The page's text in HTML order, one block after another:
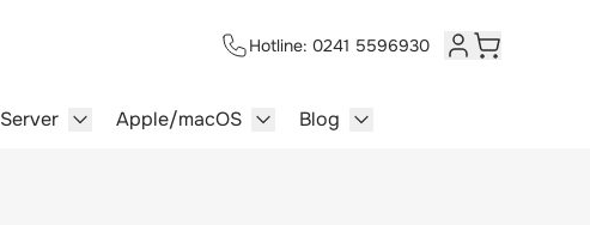
Server
Apple/macOS
Blog
Hotline: 0241 5596930 Kundenkonto
Warenkorb